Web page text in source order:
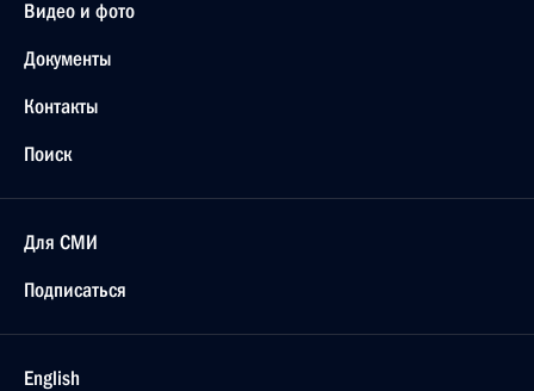
Видео и фото
Документы
Контакты
Поиск
Для СМИ
Подписаться
English